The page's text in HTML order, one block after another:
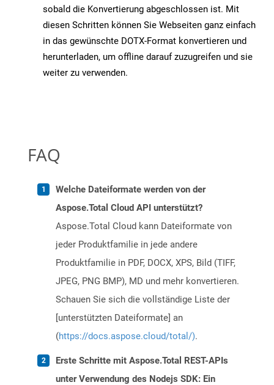
sobald die Konvertierung abgeschlossen ist. Mit
diesen Schritten können Sie Webseiten ganz einfach
in das gewünschte DOTX-Format konvertieren und
herunterladen, um offline darauf zuzugreifen und sie
weiter zu verwenden.
FAQ
Welche Dateiformate werden von der
Aspose.Total Cloud API unterstützt?
Aspose.Total Cloud kann Dateiformate von
jeder Produktfamilie in jede andere
Produktfamilie in PDF, DOCX, XPS, Bild (TIFF,
JPEG, PNG BMP), MD und mehr konvertieren.
Schauen Sie sich die vollständige Liste der
[unterstützten Dateiformate] an
(https://docs.aspose.cloud/total/).
Erste Schritte mit Aspose.Total REST-APIs
unter Verwendung des Nodejs SDK: Ein